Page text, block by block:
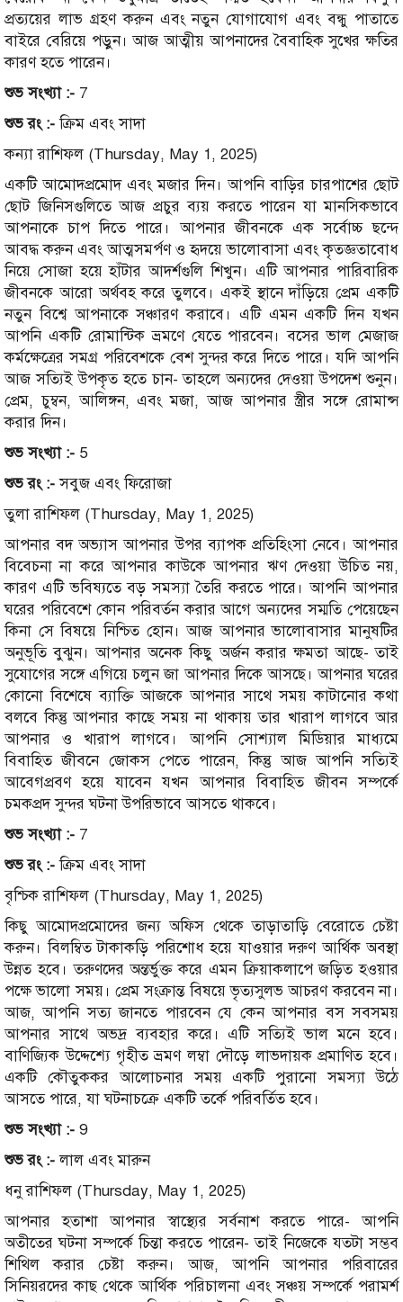
প্রত্যয়ের লাভ গ্রহণ করুন এবং নতুন যোগাযোগ এবং বন্ধু পাতাতে
বাইরে বেরিয়ে পড়ুন। আজ আত্মীয় আপনাদের বৈবাহিক সুখের ক্ষতির
কারণ হতে পারেন।
শুভ সংখ্যা :- 7
শুভ রং :-ক্রিম এবং সাদা
কন্যা রাশিফল (Thursday, May 1, 2025)
একটি আমোদপ্রমোদ এবং মজার দিন। আপনি বাড়ির চারপাশের ছোট
ছোট জিনিসগুলিতে আজ প্রচুর ব্যয় করতে পারেন যা মানসিকভাবে
আপনাকে চাপ দিতে পারে। আপনার জীবনকে এক সর্বোচ্চ ছন্দে
আবদ্ধ করুন এবং আত্মসমর্পণ ও হৃদয়ে ভালোবাসা এবং কৃতজ্ঞতাবোধ
নিয়ে সোজা হয়ে হাঁটার আদর্শগুলি শিখুন। এটি আপনার পারিবারিক
জীবনকে আরো অর্থবহ করে তুলবে। একই স্থানে দাঁড়িয়ে প্রেম একটি
নতুন বিশ্বে আপনাকে সঞ্চারণ করাবে। এটি এমন একটি দিন যখন
আপনি একটি রোমান্টিক ভ্রমণে যেতে পারবেন। বসের ভাল মেজাজ
কর্মক্ষেত্রের সমগ্র পরিবেশকে বেশ সুন্দর করে দিতে পারে। যদি আপনি
আজ সত্যিই উপকৃত হতে চান- তাহলে অন্যদের দেওয়া উপদেশ শুনুন।
প্রেম, চুম্বন, আলিঙ্গন, এবং মজা, আজ আপনার স্ত্রীর সঙ্গে রোমান্স
করার দিন।
শুভ সংখ্যা :- 5
শুভ রং :-সবুজ এবং ফিরোজা
তুলা রাশিফল (Thursday, May 1, 2025)
আপনার বদ অভ্যাস আপনার উপর ব্যাপক প্রতিহিংসা নেবে। আপনার
বিবেচনা না করে আপনার কাউকে আপনার ঋণ দেওয়া উচিত নয়,
কারণ এটি ভবিষ্যতে বড় সমস্যা তৈরি করতে পারে। আপনি আপনার
ঘরের পরিবেশে কোন পরিবর্তন করার আগে অন্যদের সম্মতি পেয়েছেন
কিনা সে বিষয়ে নিশ্চিত হোন। আজ আপনার ভালোবাসার মানুষটির
অনুভূতি বুঝুন। আপনার অনেক কিছু অর্জন করার ক্ষমতা আছে- তাই
সুযোগের সঙ্গে এগিয়ে চলুন জা আপনার দিকে আসছে। আপনার ঘরের
কোনো বিশেষে ব্যাক্তি আজকে আপনার সাথে সময় কাটানোর কথা
বলবে কিন্তু আপনার কাছে সময় না থাকায় তার খারাপ লাগবে আর
আপনার ও খারাপ লাগবে। আপনি সোশ্যাল মিডিয়ার মাধ্যমে
বিবাহিত জীবনে জোকস পেতে পারেন, কিন্তু আজ আপনি সত্যিই
আবেগপ্রবণ হয়ে যাবেন যখন আপনার বিবাহিত জীবন সম্পর্কে
চমকপ্রদ সুন্দর ঘটনা উপরিভাবে আসতে থাকবে।
শুভ সংখ্যা :- 7
শুভ রং :-ক্রিম এবং সাদা
বৃশ্চিক রাশিফল (Thursday, May 1, 2025)
কিছু আমোদপ্রমোদের জন্য অফিস থেকে তাড়াতাড়ি বেরোতে চেষ্টা
করুন। বিলম্বিত টাকাকড়ি পরিশোধ হয়ে যাওয়ার দরুণ আর্থিক অবস্থা
উন্নত হবে। তরুণদের অন্তর্ভুক্ত করে এমন ক্রিয়াকলাপে জড়িত হওয়ার
পক্ষে ভালো সময়। প্রেম সংক্রান্ত বিষয়ে ভৃত্যসুলভ আচরণ করবেন না।
আজ, আপনি সত্য জানতে পারবেন যে কেন আপনার বস সবসময়
আপনার সাথে অভদ্র ব্যবহার করে। এটি সত্যিই ভাল মনে হবে।
বাণিজ্যিক উদ্দেশ্যে গৃহীত ভ্রমণ লম্বা দৌড়ে লাভদায়ক প্রমাণিত হবে।
একটি কৌতুককর আলোচনার সময় একটি পুরানো সমস্যা উঠে
আসতে পারে, যা ঘটনাচক্রে একটি তর্কে পরিবর্তিত হবে।
শুভ সংখ্যা :- 9
শুভ রং :-লাল এবং মারুন
ধনু রাশিফল (Thursday, May 1, 2025)
আপনার হতাশা আপনার স্বাস্থ্যের সর্বনাশ করতে পারে- আপনি
অতীতের ঘটনা সম্পর্কে চিন্তা করতে পারেন- তাই নিজেকে যতটা সম্ভব
শিথিল করার চেষ্টা করুন। আজ, আপনি আপনার পরিবারের
সিনিয়রদের কাছ থেকে আর্থিক পরিচালনা এবং সঞ্চয় সম্পর্কে পরামর্শ